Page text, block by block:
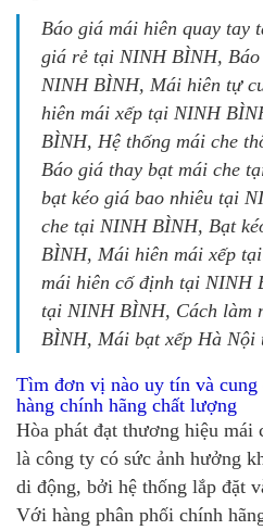
Báo giá mái hiên quay
giá rẻ tại NINH BÌNH,
NINH BÌNH, Mái hiên tự
hiên mái xếp tại NINH
BÌNH, Hệ thống mái che
Báo giá thay bạt mái che
bạt kéo giá bao nhiêu tại
che tại NINH BÌNH, Bạt
BÌNH, Mái hiên mái xếp
mái hiên cố định tại NINH
tại NINH BÌNH, Cách làm
BÌNH, Mái bạt xếp Hà
Tìm đơn vị nào uy tín và cung
hàng chính hãng chất lượng
Hòa phát đạt thương hiệu mái
là công ty có sức ảnh hưởng
di động, bởi hệ thống lắp đặt
Với hàng phân phối chính